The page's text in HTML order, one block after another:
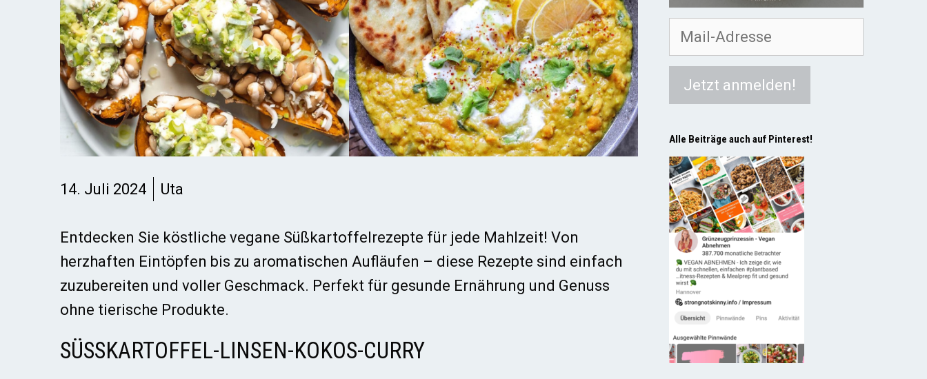
14. Juli 2024 Uta
Entdecken Sie köstliche vegane Süßkartoffelrezepte für jede Mahlzeit! Von
herzhaften Eintöpfen bis zu aromatischen Aufläufen – diese Rezepte sind einfach
zuzubereiten und voller Geschmack. Perfekt für gesunde Ernährung und Genuss
ohne tierische Produkte.
SÜSSKARTOFFEL-LINSEN-KOKOS-CURRY
Alle Beiträge auch auf Pinterest!